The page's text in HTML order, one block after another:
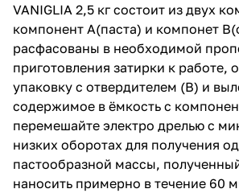
VANIGLIA 2,5 кг состоит из двух
компонент А(паста) и компонет
расфасованы в необходимой
приготовления затирки к работе,
упаковку с отвердителем (В) и
содержимое в ёмкость с
перемешайте электро дрелью с
низких оборотах для получения
пастообразной массы,
наносить примерно в течение 60